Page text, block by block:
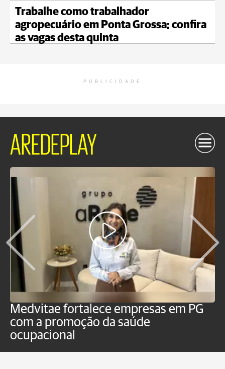
Trabalhe como trabalhador
agropecuário em Ponta Grossa; confira
as vagas desta quinta
PUBLICIDADE
AREDEPLAY
Medvitae fortalece empresas em PG
com a promoção da saúde
ocupacional